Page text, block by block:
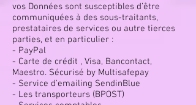
vos Données sont susceptibles d’être
communiquées à des sous-traitants,
prestataires de services ou autre tierces
parties, et en particulier :
- PayPal
- Carte de crédit , Visa, Bancontact,
Maestro. Sécurisé by Multisafepay
- Service d'emailing SendinBlue
- Les transporteurs (BPOST)